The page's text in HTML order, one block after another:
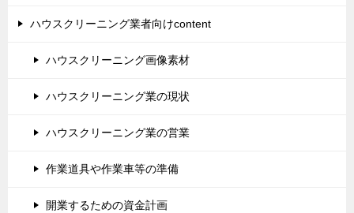
ハウスクリーニング業者向けcontent
ハウスクリーニング画像素材
ハウスクリーニング業の現状
ハウスクリーニング業の営業
作業道具や作業車等の準備
開業するための資金計画